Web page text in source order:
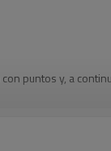
con puntosy, a